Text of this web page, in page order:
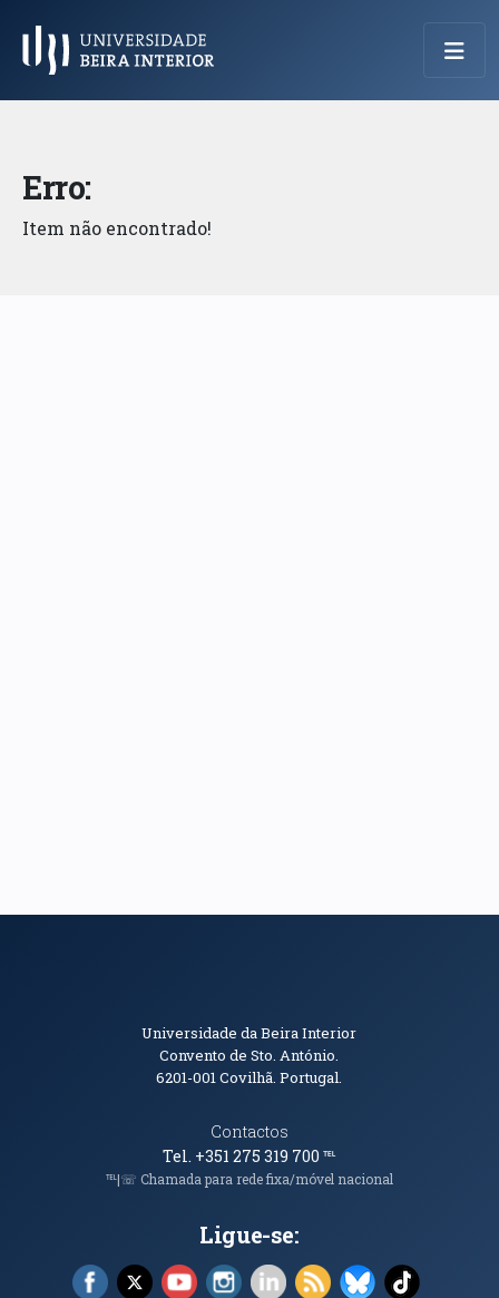
Menu Principal
Erro:
Item não encontrado!
Informações de Contacto
Universidade da Beira Interior
Convento de Sto. António.
6201-001Covilhã. Portugal.
Contactos
Tel. +351 275 319 700℡
℡|☏ Chamada para rede fixa/móvel nacional
Ligue-se:
Facebook (abre em nova janela)
X (abre em nova janela)
YouTube (abre em nova janela)
Instagram (abre em nova janela)
LinkedIn (abre em nova
RSS (abre em nova
Bluesky (abre
TikTok